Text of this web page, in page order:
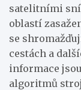
satelitními
oblastí
se
cestách a
informace
algoritmů